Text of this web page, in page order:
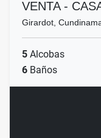
VENTA -
Girardot,
5 Alcobas
6 Baños